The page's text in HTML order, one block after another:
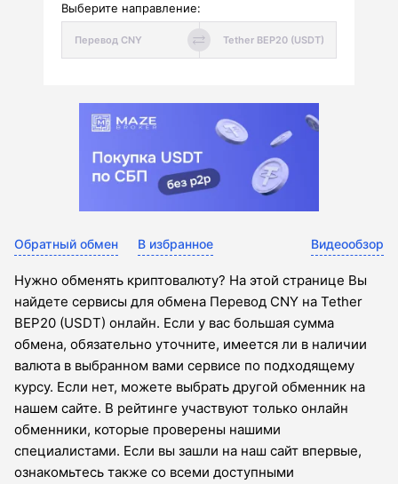
Выберите направление:
Обратный обмен В избранное Видеообзор
Нужно обменять криптовалюту? На этой странице Вы
найдете сервисы для обмена Перевод CNY на Tether
BEP20 (USDT) онлайн. Если у вас большая сумма
обмена, обязательно уточните, имеется ли в наличии
валюта в выбранном вами сервисе по подходящему
курсу. Если нет, можете выбрать другой обменник на
нашем сайте. В рейтинге участвуют только онлайн
обменники, которые проверены нашими
специалистами. Если вы зашли на наш сайт впервые,
ознакомьтесь также со всеми доступными